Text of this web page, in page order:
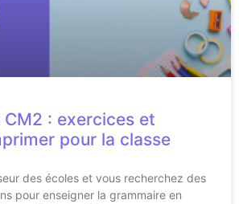
CM2 : exercices et
pour la classe
des écoles et vous recherchez des
pour enseigner la grammaire en